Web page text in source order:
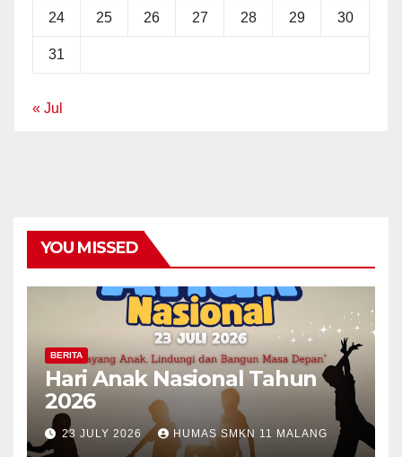
24 25 26 27 28 29 30
31
« Jul
YOU MISSED
BERITA
Hari Anak Nasional Tahun
2026
23 JULY 2026 HUMAS SMKN 11 MALANG